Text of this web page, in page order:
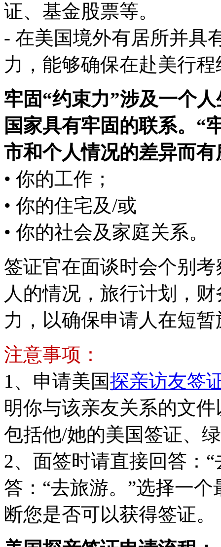
证、基金股票等。
- 在美国境外有居所并具
力，能够确保在赴美行
牢固“约束力”涉及一个
国家具有牢固的联系。“
市和个人情况的差异而
• 你的工作；
• 你的住宅及/或
• 你的社会及家庭关系。
签证官在面谈时会个别
人的情况，旅行计划，
力，以确保申请人在短
注意事项：
1、申请美国探亲访友签
明你与该亲友关系的文
包括他/她的美国签证、
2、面签时请直接回答：
答：“去旅游。”选择一
断您是否可以获得签证。